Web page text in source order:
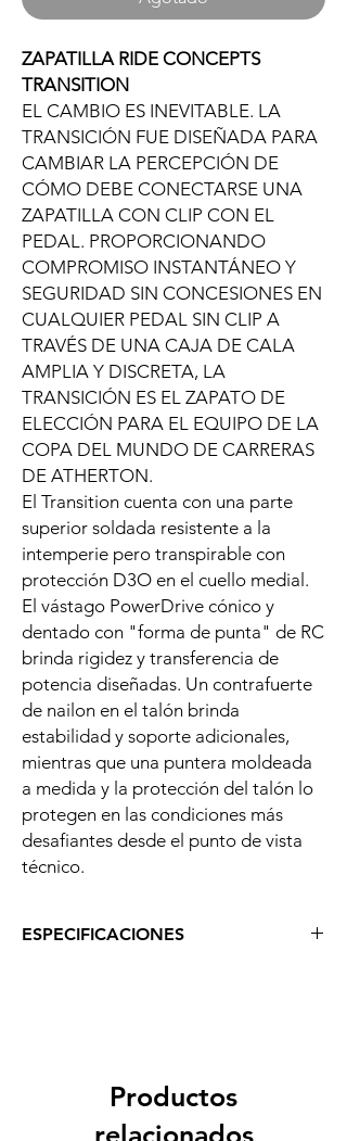
ZAPATILLA RIDE CONCEPTS
TRANSITION
EL CAMBIO ES INEVITABLE. LA
TRANSICIÓN FUE DISEÑADA PARA
CAMBIAR LA PERCEPCIÓN DE
CÓMO DEBE CONECTARSE UNA
ZAPATILLA CON CLIP CON EL
PEDAL. PROPORCIONANDO
COMPROMISO INSTANTÁNEO Y
SEGURIDAD SIN CONCESIONES EN
CUALQUIER PEDAL SIN CLIP A
TRAVÉS DE UNA CAJA DE CALA
AMPLIA Y DISCRETA, LA
TRANSICIÓN ES EL ZAPATO DE
ELECCIÓN PARA EL EQUIPO DE LA
COPA DEL MUNDO DE CARRERAS
DE ATHERTON.
El Transition cuenta con una parte
superior soldada resistente a la
intemperie pero transpirable con
protección D3O en el cuello medial.
El vástago PowerDrive cónico y
dentado con "forma de punta" de RC
brinda rigidez y transferencia de
potencia diseñadas. Un contrafuerte
de nailon en el talón brinda
estabilidad y soporte adicionales,
mientras que una puntera moldeada
a medida y la protección del talón lo
protegen en las condiciones más
desafiantes desde el punto de vista
técnico.
ESPECIFICACIONES
Nuestro compuesto más suave y con mayor
agarre, MAX GRIP, está diseñado
específicamente para lograr el máximo
Productos
relacionados